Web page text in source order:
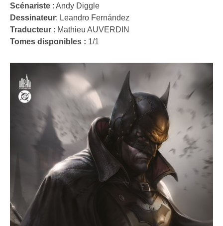
Scénariste : Andy Diggle
Dessinateur: Leandro Fernández
Traducteur : Mathieu AUVERDIN
Tomes disponibles : 1/1